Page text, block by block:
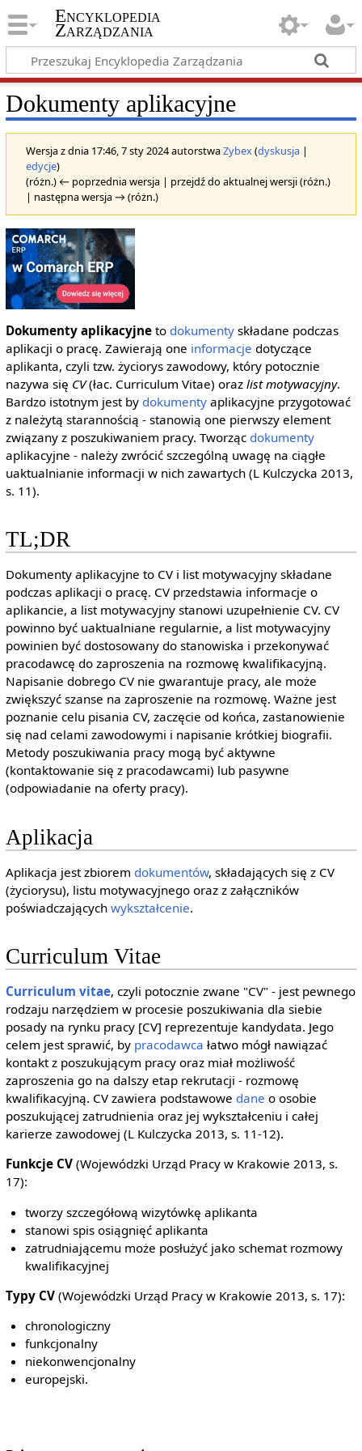
Encyklopedia
Zarządzania
Dokumenty aplikacyjne
Wersja z dnia 17:46, 7 sty 2024 autorstwaZybex(dyskusja|
edycje)
(różn.) ← poprzednia wersja | przejdź do aktualnej wersji (różn.)
| następna wersja → (różn.)
Dokumenty aplikacyjneto dokumentyskładane podczas
aplikacji o pracę. Zawierają one informacje dotyczące
aplikanta, czyli tzw. życiorys zawodowy, który potocznie
nazywa się CV(łac. Curriculum Vitae) oraz list motywacyjny.
Bardzo istotnym jest by dokumentyaplikacyjne przygotować
z należytą starannością - stanowią one pierwszy element
związany z poszukiwaniem pracy. Tworząc dokumenty
aplikacyjne - należy zwrócić szczególną uwagę na ciągłe
uaktualnianie informacji w nich zawartych (L Kulczycka 2013,
s. 11).
TL;DR
Dokumenty aplikacyjne to CV i list motywacyjny składane
podczas aplikacji o pracę. CV przedstawia informacje o
aplikancie, a list motywacyjny stanowi uzupełnienie CV. CV
powinno być uaktualniane regularnie, a list motywacyjny
powinien być dostosowany do stanowiska i przekonywać
pracodawcę do zaproszenia na rozmowę kwalifikacyjną.
Napisanie dobrego CV nie gwarantuje pracy, ale może
zwiększyć szanse na zaproszenie na rozmowę. Ważne jest
poznanie celu pisania CV, zaczęcie od końca, zastanowienie
się nad celami zawodowymi i napisanie krótkiej biografii.
Metody poszukiwania pracy mogą być aktywne
(kontaktowanie się z pracodawcami) lub pasywne
(odpowiadanie na oferty pracy).
Aplikacja
Aplikacja jest zbiorem dokumentów, składających się z CV
(życiorysu), listu motywacyjnego oraz z załączników
poświadczających wykształcenie.
Curriculum Vitae
Curriculum vitae, czyli potocznie zwane "CV" - jest pewnego
rodzaju narzędziem w procesie poszukiwania dla siebie
posady na rynku pracy [CV] reprezentuje kandydata. Jego
celem jest sprawić, by pracodawca łatwo mógł nawiązać
kontakt z poszukującym pracy oraz miał możliwość
zaproszenia go na dalszy etap rekrutacji - rozmowę
kwalifikacyjną. CV zawiera podstawowe dane o osobie
poszukującej zatrudnienia oraz jej wykształceniu i całej
karierze zawodowej (L Kulczycka 2013, s. 11-12).
Funkcje CV(Wojewódzki Urząd Pracy w Krakowie 2013, s.
17):
tworzy szczegółową wizytówkę aplikanta
stanowi spis osiągnięć aplikanta
zatrudniającemu może posłużyć jako schemat rozmowy
kwalifikacyjnej
Typy CV(Wojewódzki Urząd Pracy w Krakowie 2013, s. 17):
chronologiczny
funkcjonalny
niekonwencjonalny
europejski.